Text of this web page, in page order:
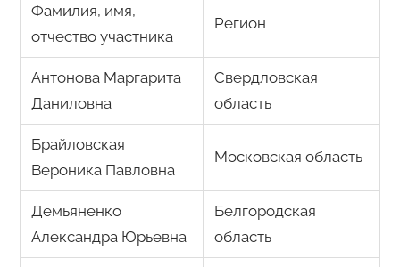
Фамилия, имя,
отчество участника
Регион
Антонова Маргарита
Даниловна
Свердловская
область
Брайловская
Вероника Павловна
Московская область
Демьяненко
Александра Юрьевна
Белгородская
область